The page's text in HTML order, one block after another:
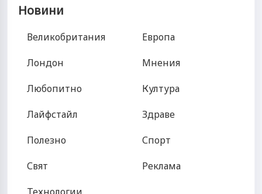
Новини
Великобритания
Лондон
Любопитно
Лайфстайл
Полезно
Свят
Европа
Мнения
Култура
Здраве
Спорт
Реклама